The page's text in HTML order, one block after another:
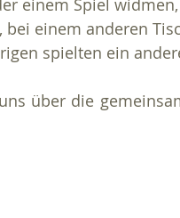
bei einem anderen
spielten ein
über die